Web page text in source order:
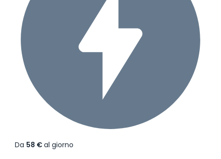
Da 58 €al giorno